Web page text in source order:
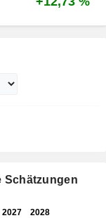
Schätzungen